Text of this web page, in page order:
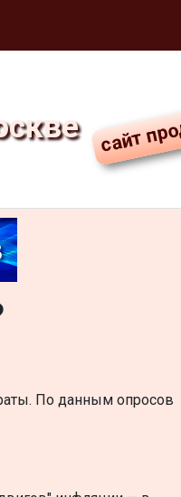
По данным опросов